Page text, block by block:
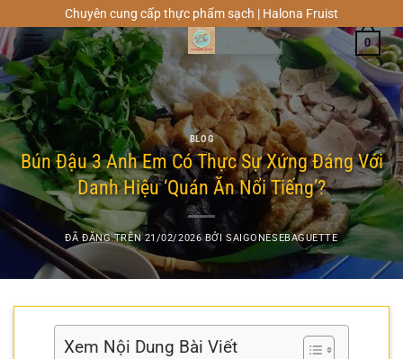
đến
nội
dung
Chuyên cung cấp thực phẩm sạch | Halona Fruist
0
BLOG
Bún Đậu 3 Anh Em Có Thực Sự Xứng Đáng Với
Danh Hiệu ‘Quán Ăn Nổi Tiếng’?
ĐÃ ĐĂNG TRÊN21/02/2026 BỞISAIGONESEBAGUETTE
Xem Nội Dung Bài Viết